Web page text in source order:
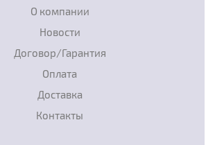
О компании
Новости
Договор/Гарантия
Оплата
Доставка
Контакты